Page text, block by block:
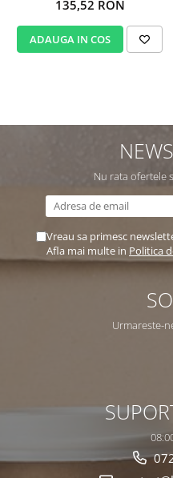
135,52 RON
ADAUGA IN COS
Nu rata ofertele
Vreau sa primesc
Afla mai multe in Politica
Urmareste-